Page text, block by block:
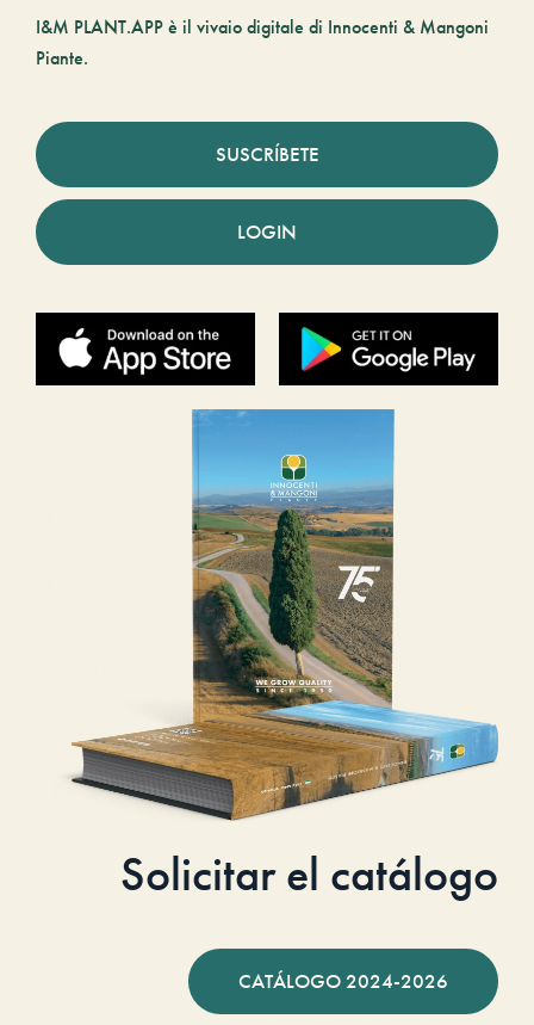
I&M PLANT.APP è il vivaio digitale di Innocenti & Mangoni
Piante.
SUSCRÍBETE
LOGIN
Solicitar el catálogo
CATÁLOGO 2024-2026